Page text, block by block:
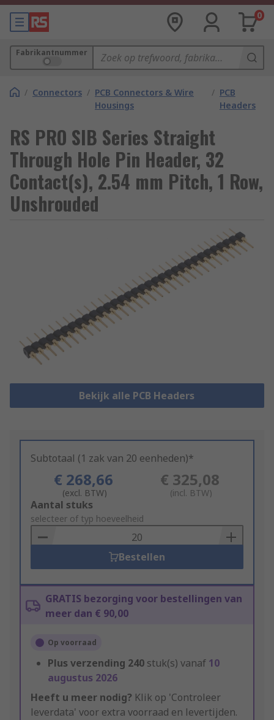
0
Fabrikantnummer
/ Connectors / PCB Connectors & Wire
Housings
/ PCB
Headers
RS PRO SIB Series Straight
Through Hole Pin Header, 32
Contact(s), 2.54 mm Pitch, 1 Row,
Unshrouded
Bekijk alle PCB Headers
Subtotaal (1 zak van 20 eenheden)*
€ 268,66
(excl. BTW)
€ 325,08
(incl. BTW)
Add
to
Basket
Aantal stuks
selecteer of typ hoeveelheid
Bestellen
GRATIS bezorging voor bestellingen van
meer dan € 90,00
Op voorraad
Plus verzending 240 stuk(s) vanaf 10
augustus 2026
Heeft u meer nodig? Klik op 'Controleer
leverdata' voor extra voorraad en levertijden.